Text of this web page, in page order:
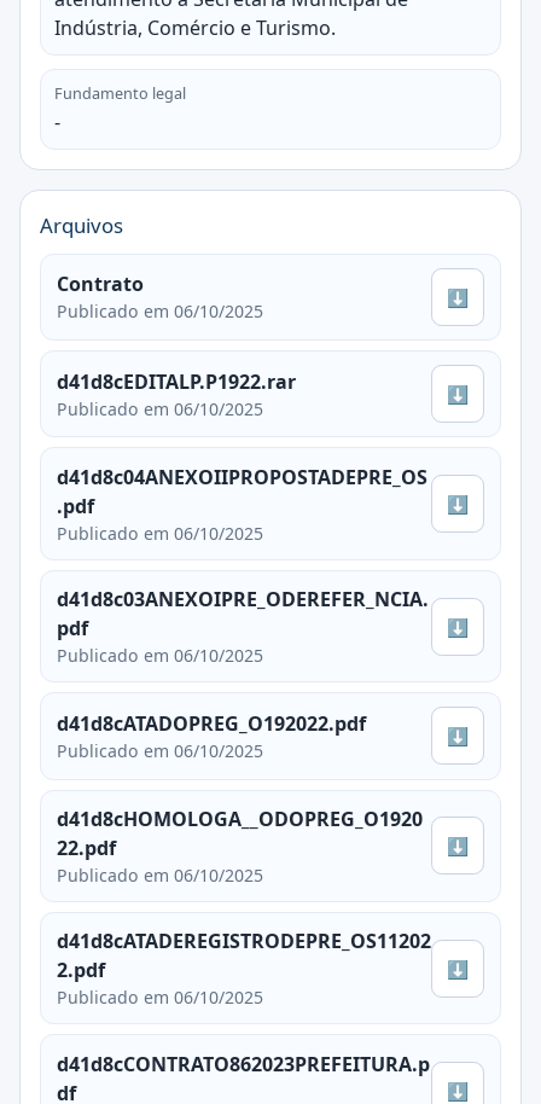
Indústria, Comércio e Turismo.
Fundamento legal
-
Arquivos
Contrato
Publicado em 06/10/2025
⬇
d41d8cEDITALP.P1922.rar
Publicado em 06/10/2025
⬇
d41d8c04ANEXOIIPROPOSTADEPRE_OS
.pdf
Publicado em 06/10/2025
⬇
d41d8c03ANEXOIPRE_ODEREFER_NCIA.
pdf
Publicado em 06/10/2025
⬇
d41d8cATADOPREG_O192022.pdf
Publicado em 06/10/2025
⬇
d41d8cHOMOLOGA__ODOPREG_O1920
22.pdf
Publicado em 06/10/2025
⬇
d41d8cATADEREGISTRODEPRE_OS11202
2.pdf
Publicado em 06/10/2025
⬇
d41d8cCONTRATO862023PREFEITURA.p
df
⬇